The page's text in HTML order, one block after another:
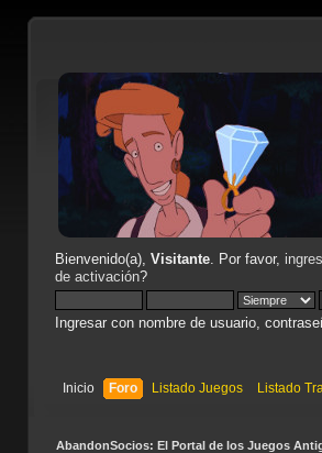
Bienvenido(a), Visitante. Por favor,
de activación?
Ingresar con nombre de usuario,
Inicio Foro Listado Juegos Listado
AbandonSocios: El Portal de los Juegos